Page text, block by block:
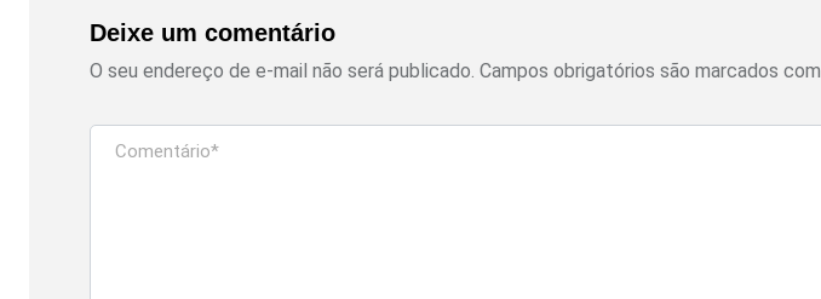
Deixe um comentário
O seu endereço de e-mail não será publicado. Campos obrigatórios são marcados com